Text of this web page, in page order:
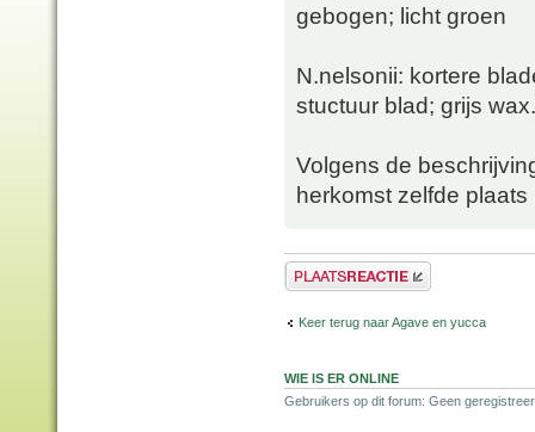
gebogen; licht groen
N.nelsonii: kortere
stuctuur blad; grijs wax.
Volgens de
herkomst zelfde plaats
Plaats een reactie
Keer terug naar Agave en yucca
WIE IS ER ONLINE
Gebruikers op dit forum: Geen